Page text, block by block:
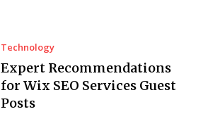
Technology
Expert Recommendations
for Wix SEO Services Guest
Posts